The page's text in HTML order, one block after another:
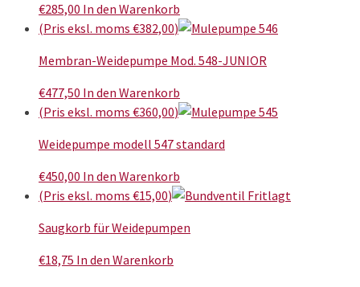
€285,00 In den Warenkorb
(Pris eksl. moms €382,00)
Membran-Weidepumpe Mod. 548-JUNIOR
€477,50 In den Warenkorb
(Pris eksl. moms €360,00)
Weidepumpe modell 547 standard
€450,00 In den Warenkorb
(Pris eksl. moms €15,00)
Saugkorb für Weidepumpen
€18,75 In den Warenkorb